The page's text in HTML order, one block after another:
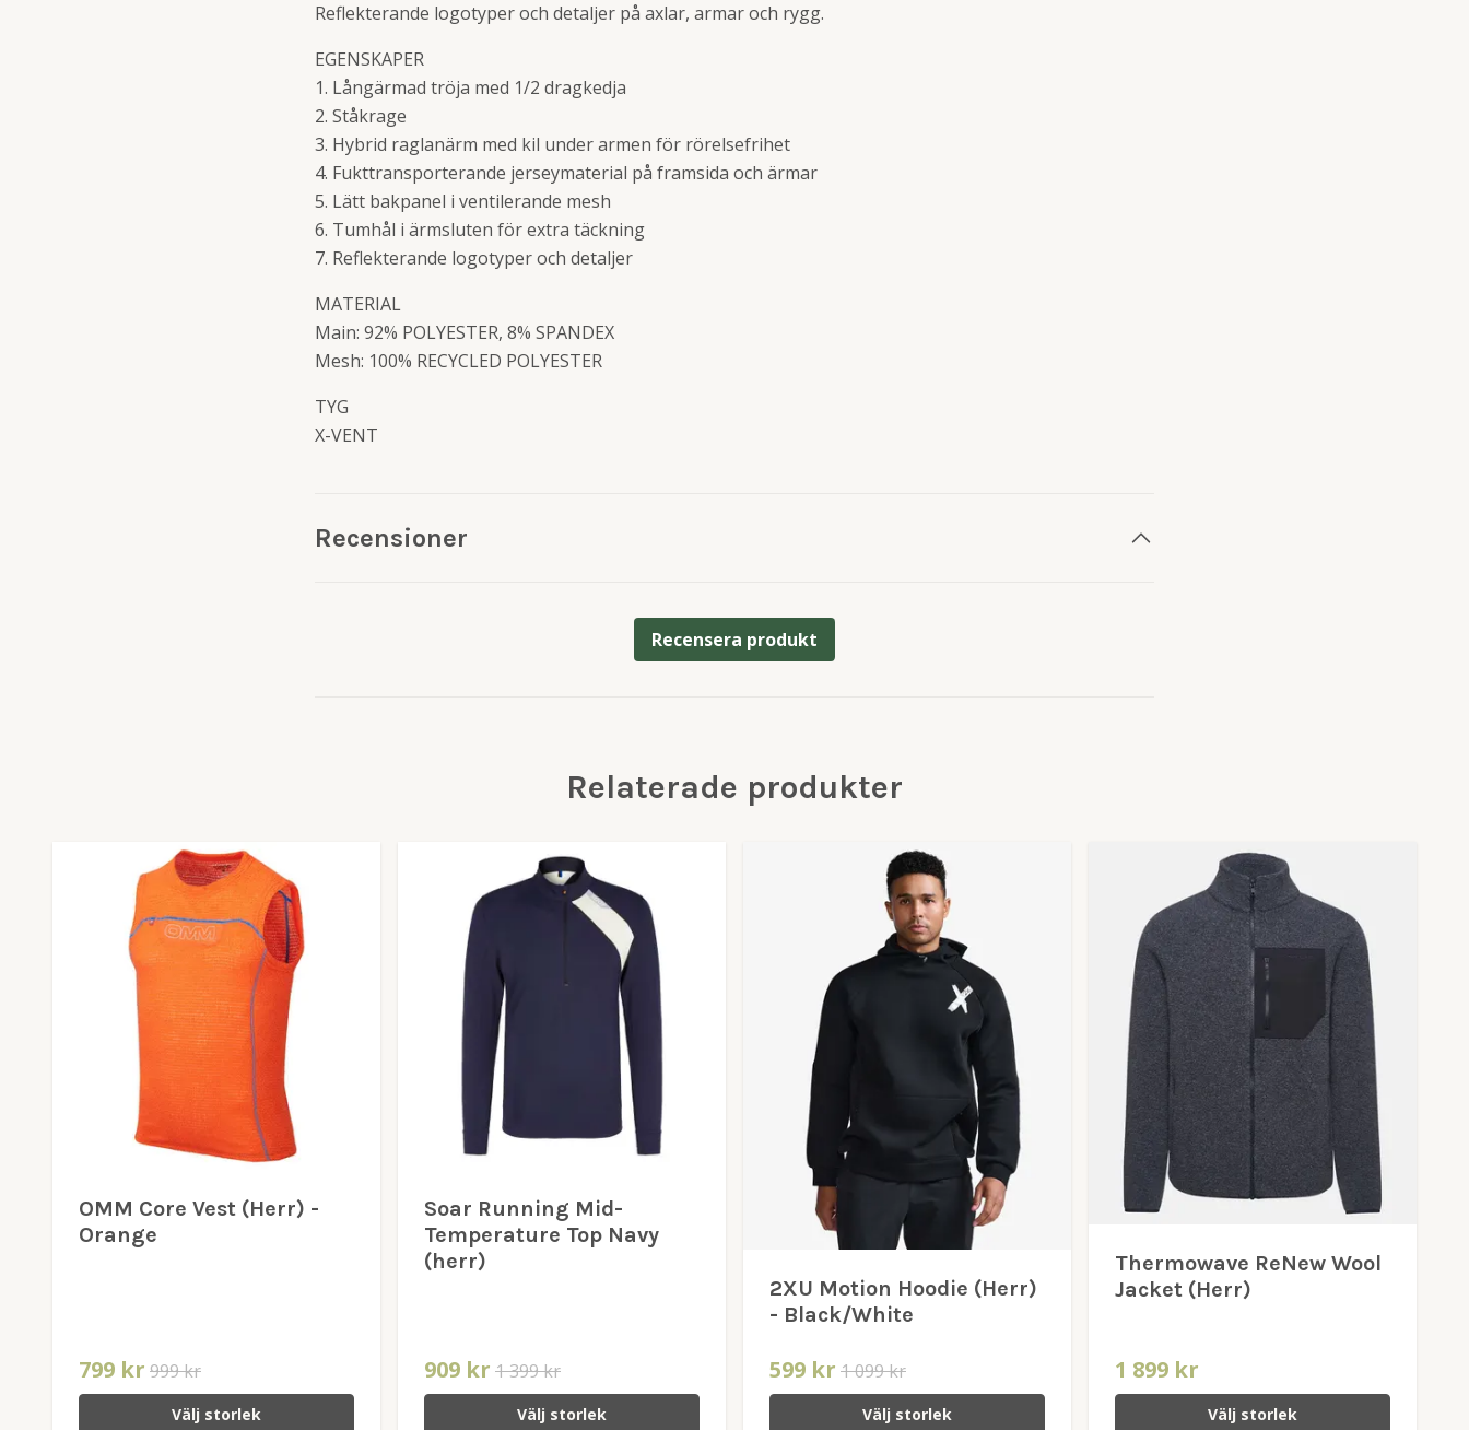
Reflekterande logotyper och detaljer på axlar, armar och rygg.
EGENSKAPER
1. Långärmad tröja med 1/2 dragkedja
2. Ståkrage
3. Hybrid raglanärm med kil under armen för rörelsefrihet
4. Fukttransporterande jerseymaterial på framsida och ärmar
5. Lätt bakpanel i ventilerande mesh
6. Tumhål i ärmsluten för extra täckning
7. Reflekterande logotyper och detaljer
MATERIAL
Main: 92% POLYESTER, 8% SPANDEX
Mesh: 100% RECYCLED POLYESTER
TYG
X-VENT
Recensioner
Recensera produkt
Relaterade produkter
OMM Core Vest (Herr) -
Orange
799 kr 999 kr
Välj storlek
Soar Running Mid-
Temperature Top Navy
(herr)
909 kr 1 399 kr
Välj storlek
2XU Motion Hoodie (Herr)
- Black/White
599 kr 1 099 kr
Välj storlek
Thermowave ReNew Wool
Jacket (Herr)
1 899 kr
Välj storlek